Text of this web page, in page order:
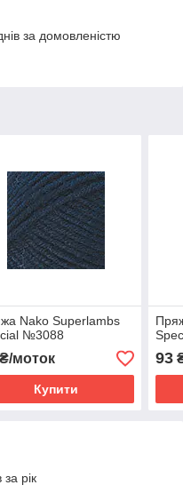
за домовленістю
Nako Superlambs
№3088
моток
Купити
93
рік